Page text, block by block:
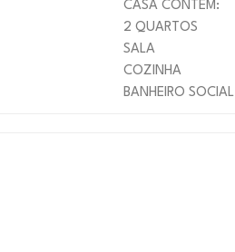
CASA CONTEM:
2 QUARTOS
SALA
COZINHA
BANHEIRO SOCIAL